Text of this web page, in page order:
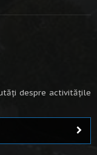
despre activitățile